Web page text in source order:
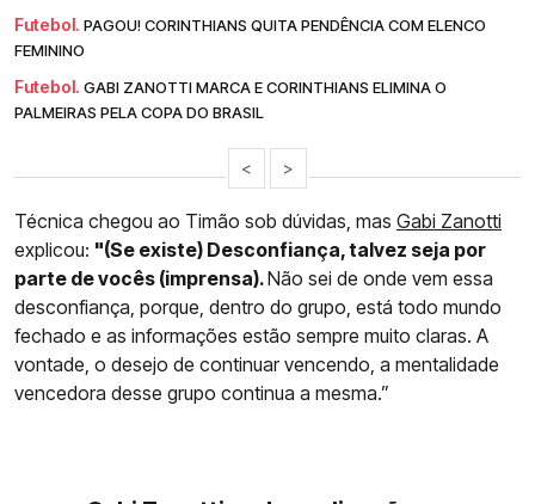
Futebol. PAGOU! CORINTHIANS QUITA PENDÊNCIA COM ELENCO
FEMININO
Futebol. GABI ZANOTTI MARCA E CORINTHIANS ELIMINA O
PALMEIRAS PELA COPA DO BRASIL
< >
Técnica chegou ao Timão sob dúvidas, mas Gabi Zanotti
explicou: "(Se existe) Desconfiança, talvez seja por
parte de vocês (imprensa).Não sei de onde vem essa
desconfiança, porque, dentro do grupo, está todo mundo
fechado e as informações estão sempre muito claras. A
vontade, o desejo de continuar vencendo, a mentalidade
vencedora desse grupo continua a mesma.”